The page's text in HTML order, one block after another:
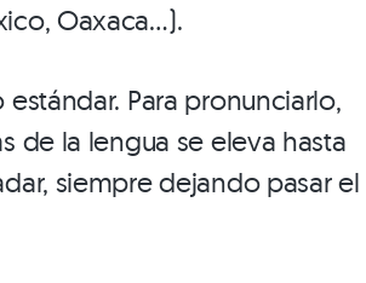
Oaxaca…).
Para pronunciarlo,
de la lengua se eleva hasta
siempre dejando pasar el